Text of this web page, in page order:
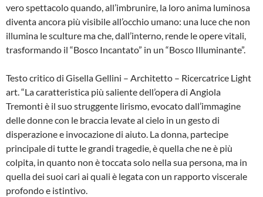
vero spettacolo quando, all’imbrunire, la loro anima luminosa
diventa ancora più visibile all’occhio umano: una luce che non
illumina le sculture ma che, dall’interno, rende le opere vitali,
trasformando il “Bosco Incantato” in un “Bosco Illuminante”.
Testo critico di Gisella Gellini – Architetto – Ricercatrice Light
art. “La caratteristica più saliente dell’opera di Angiola
Tremonti è il suo struggente lirismo, evocato dall’immagine
delle donne con le braccia levate al cielo in un gesto di
disperazione e invocazione di aiuto. La donna, partecipe
principale di tutte le grandi tragedie, è quella che ne è più
colpita, in quanto non è toccata solo nella sua persona, ma in
quella dei suoi cari ai quali è legata con un rapporto viscerale
profondo e istintivo.